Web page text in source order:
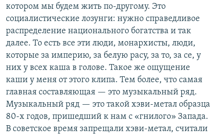
котором мы будем жить по-другому. Это
социалистические лозунги: нужно справедливое
распределение национального богатства и так
далее. То есть все эти люди, монархисты, люди,
которые за империю, за белую расу, за то, за се, у
них у всех каша в голове. Такое же ощущение
каши у меня от этого клипа. Тем более, что самая
главная составляющая — это музыкальный ряд.
Музыкальный ряд — это такой хэви-метал образца
80-х годов, пришедший к нам с «гнилого» Запада.
В советское время запрещали хэви-метал, считали